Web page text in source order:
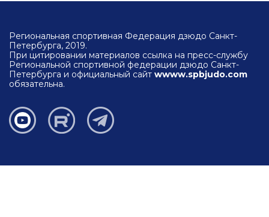
Региональная спортивная Федерация дзюдо Санкт-
Петербурга, 2019.
При цитировании материалов ссылка на пресс-службу
Региональной спортивной федерации дзюдо Санкт-
Петербурга и официальный сайт wwww.spbjudo.com
обязательна.